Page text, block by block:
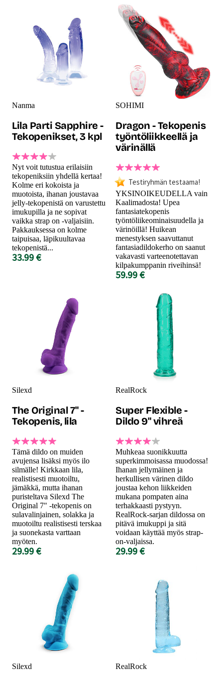
Nanma
Lila Parti Sapphire -
Tekopenikset, 3 kpl
Nyt voit tutustua erilaisiin
tekopeniksiin yhdellä kertaa!
Kolme eri kokoista ja
muotoista, ihanan joustavaa
jelly-tekopenistä on varustettu
imukupilla ja ne sopivat
vaikka strap on -valjaisiin.
Pakkauksessa on kolme
taipuisaa, läpikuultavaa
tekopenistä...
33.99 €
SOHIMI
Dragon - Tekopenis
työntöliikkeellä ja
värinällä
Testiryhmän testaama!
YKSINOIKEUDELLA vain
Kaalimadosta! Upea
fantasiatekopenis
työntöliikeominaisuudella ja
värinöillä! Huikean
menestyksen saavuttanut
fantasiadildokerho on saanut
vakavasti varteenotettavan
kilpakumppanin riveihinsä!
59.99 €
Silexd
The Original 7" -
Tekopenis, lila
Tämä dildo on muiden
avujensa lisäksi myös ilo
silmälle! Kirkkaan lila,
realistisesti muotoiltu,
jämäkkä, mutta ihanan
puristeltava Silexd The
Original 7" -tekopenis on
sulavalinjainen, solakka ja
muotoiltu realistisesti terskaa
ja suonekasta varttaan
myöten.
29.99 €
RealRock
Super Flexible -
Dildo 9" vihreä
Muhkeaa suonikkuutta
superkimmoisassa muodossa!
Ihanan jellymäinen ja
herkullisen värinen dildo
joustaa kehon liikkeiden
mukana pompaten aina
terhakkaasti pystyyn.
RealRock-sarjan dildossa on
pitävä imukuppi ja sitä
voidaan käyttää myös strap-
on-valjaissa.
29.99 €
Silexd RealRock